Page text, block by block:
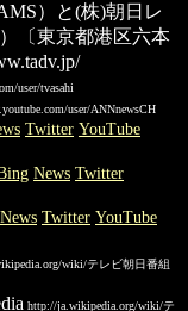
）と(株)朝日レ
〔東京都港区六本
user/tvasahi
user/ANNnewsCH
Twitter YouTube
News Twitter
News Twitter YouTube
wiki/テレビ朝日番組
http://ja.wikipedia.org/wiki/テ